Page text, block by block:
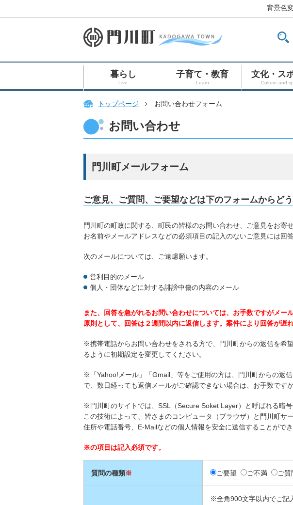
背景色
暮らし
Live
子育て・教育
Learn
文化・ス
Culture and
トップページ お問い合わせフォーム
お問い合わせ
門川町メールフォーム
ご意見、ご質問、ご要望などは下のフォームからど
門川町の町政に関する、町民の皆様のお問い合わせ、ご意見をお寄せ
お名前やメールアドレスなどの必須項目の記入のないご意見には回
次のメールについては、ご遠慮願います。
営利目的のメール
個人・団体などに対する誹謗中傷の内容のメール
また、回答を急がれるお問い合わせについては、お手数ですがメー
原則として、回答は２週間以内に返信します。案件により回答が遅
※携帯電話からお問い合わせをされる方で、門川町からの返信を希
るように初期設定を変更してください。
※「Yahoo!メール」「Gmail」等をご使用の方は、門川町からの返
で、数日経っても返信メールがご確認できない場合は、お手数です
※門川町のサイトでは、SSL（Secure Soket Layer）と呼ばれる暗号
この技術によって、皆さまのコンピュータ（ブラウザ）と門川町サ
住所や電話番号、E-Mailなどの個人情報を安全に送信することができ
※の項目は記入必須です。
質問の種類※ ご要望 ご不満 ご質
※全角900文字以内でご記